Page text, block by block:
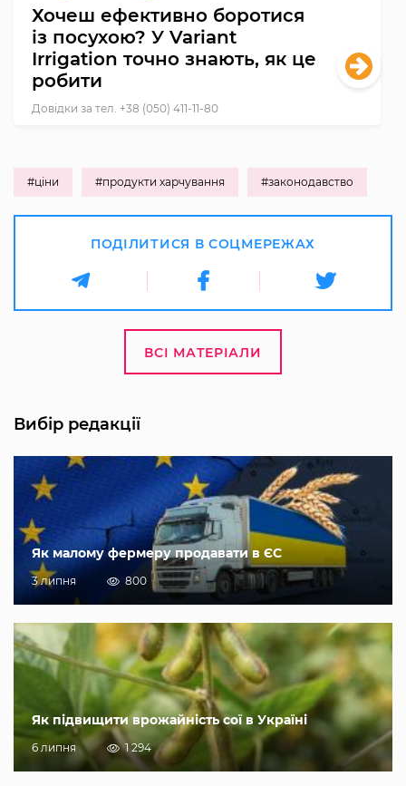
Хочеш ефективно боротися
із посухою? У Variant
Irrigation точно знають, як це
робити
Довідки за тел. +38 (050) 411-11-80
#ціни #продукти харчування #законодавство
ПОДІЛИТИСЯ В СОЦМЕРЕЖАХ
ВСІ МАТЕРІАЛИ
Вибір редакції
Як малому фермеру продавати в ЄС
3 липня 800
Як підвищити врожайність сої в Україні
6 липня 1 294